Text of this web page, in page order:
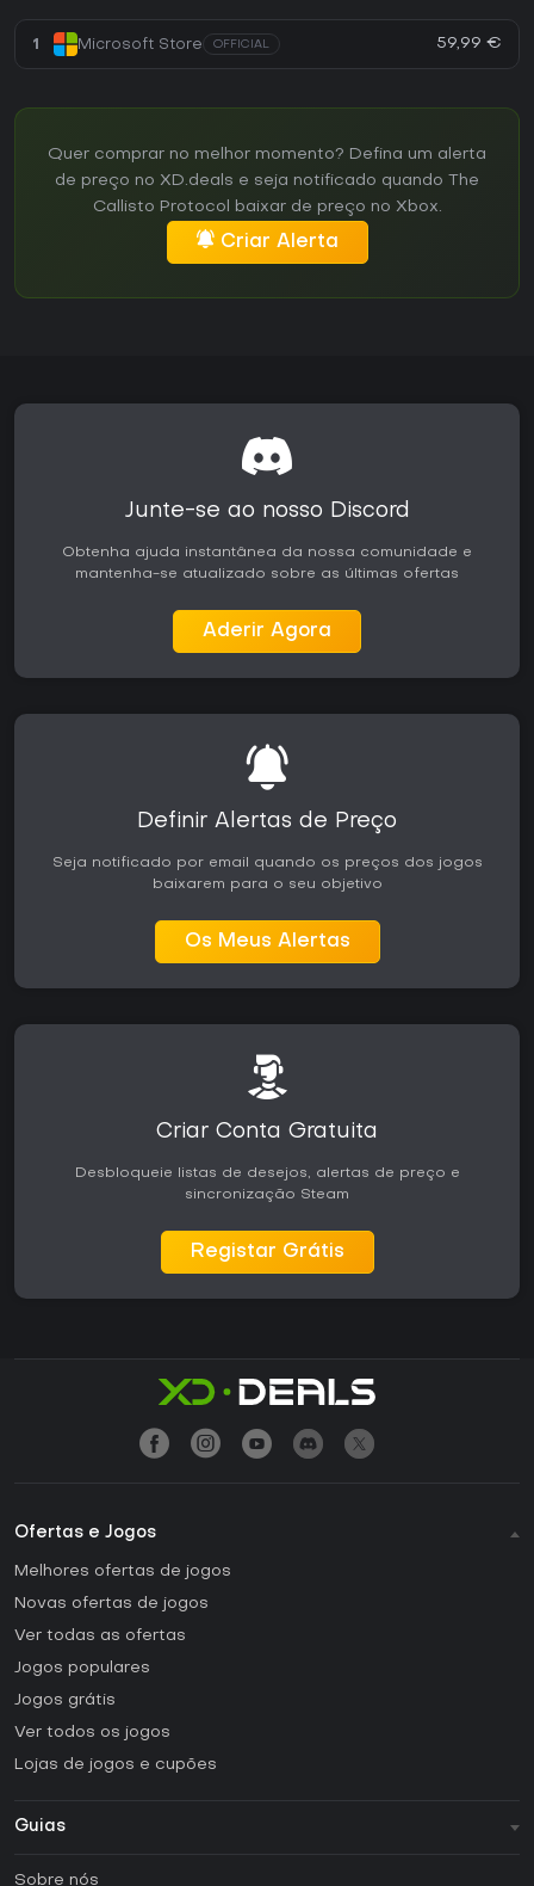
1 Microsoft Store OFFICIAL 59,99 €
Quer comprar no melhor momento? Defina um alerta
de preço no XD.deals e seja notificado quando The
Callisto Protocol baixar de preço no Xbox.
Criar Alerta
Junte-se ao nosso Discord
Obtenha ajuda instantânea da nossa comunidade e
mantenha-se atualizado sobre as últimas ofertas
Aderir Agora
Definir Alertas de Preço
Seja notificado por email quando os preços dos jogos
baixarem para o seu objetivo
Os Meus Alertas
Criar Conta Gratuita
Desbloqueie listas de desejos, alertas de preço e
sincronização Steam
Registar Grátis
Ofertas e Jogos
Melhores ofertas de jogos
Novas ofertas de jogos
Ver todas as ofertas
Jogos populares
Jogos grátis
Ver todos os jogos
Lojas de jogos e cupões
Guias
Sobre nós